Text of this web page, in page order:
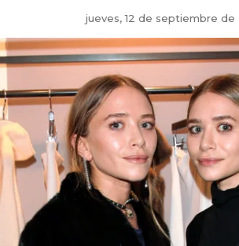
jueves, 12 de septiembre de